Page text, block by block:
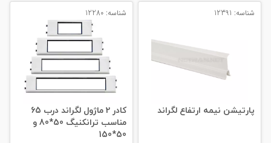
شناسه: 12391
پارتيشن نيمه ارتفاع لگراند
شناسه: 12280
کادر 2 ماژول لگراند درب 65
مناسب ترانکنیگ 50*80 و
50*150